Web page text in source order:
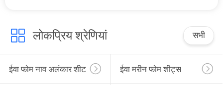
नाव गैर पर्ची पैड
लोकप्रिय श्रेणियां सभी
ईवा फोम नाव अलंकार शीट ईवा मरीन फोम शीट्स